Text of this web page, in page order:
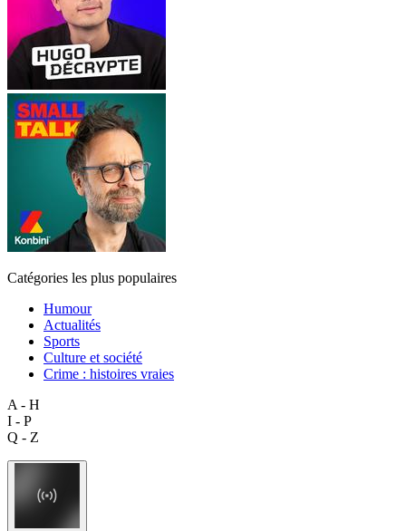
Catégories les plus populaires
Humour
Actualités
Sports
Culture et société
Crime : histoires vraies
A - H
I - P
Q - Z